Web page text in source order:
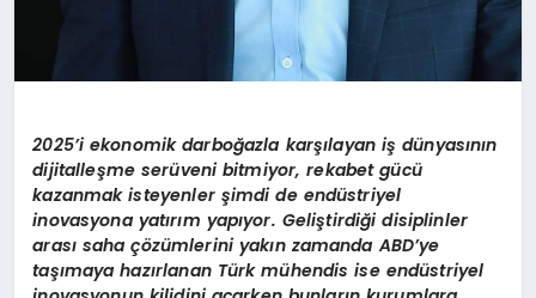
2025’i ekonomik darboğazla karşılayan iş dünyasının
dijitalleşme serüveni bitmiyor, rekabet gücü
kazanmak isteyenler şimdi de endüstriyel
inovasyona yatırım yapıyor. Geliştirdiği disiplinler
arası saha çözümlerini yakın zamanda ABD’ye
taşımaya hazırlanan Türk mühendis ise endüstriyel